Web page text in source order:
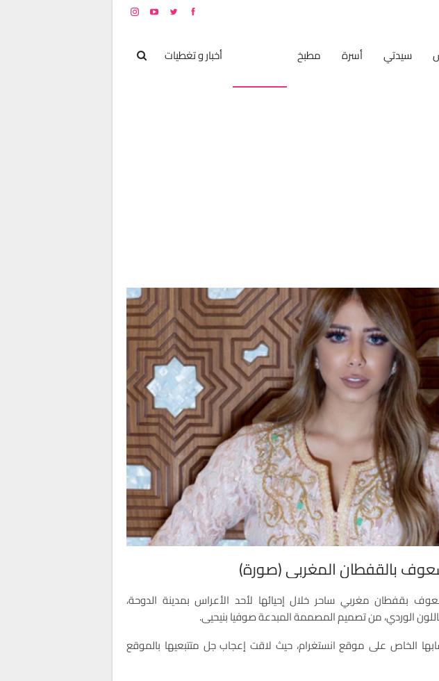
سيدتي أسرة مطبخ أخبار و تغطيات
بالقفطان المغربي (صورة)
بقفطان مغربي ساحر خلال إحيائها لأحد الأعراس بمدينة الدوحة،
الوردي، من تصميم المصممة المبدعة صوفيا بنيحيى.
الخاص على موقع انستغرام، حيث لاقت إعجاب جل متتبعيها بالموقع